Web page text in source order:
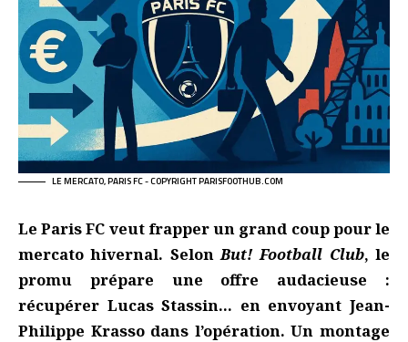
LE MERCATO, PARIS FC - COPYRIGHT PARISFOOTHUB.COM
Le Paris FC veut frapper un grand coup pour le
mercato hivernal. SelonBut! Football Club, le
promu prépare une offre audacieuse :
récupérer Lucas Stassin… en envoyant Jean-
Philippe Krasso dans l’opération. Un montage